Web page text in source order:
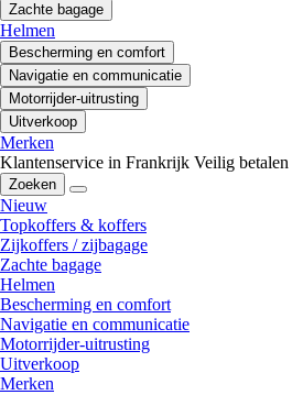
Zachte bagage
Helmen
Bescherming en comfort
Navigatie en communicatie
Motorrijder-uitrusting
Uitverkoop
Merken
Klantenservice in Frankrijk Veilig betalen
Zoeken
Nieuw
Topkoffers & koffers
Zijkoffers / zijbagage
Zachte bagage
Helmen
Bescherming en comfort
Navigatie en communicatie
Motorrijder-uitrusting
Uitverkoop
Merken